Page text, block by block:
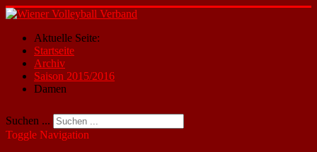
Aktuelle Seite:
Startseite
Archiv
Saison 2015/2016
Damen
Suchen ...
Toggle Navigation